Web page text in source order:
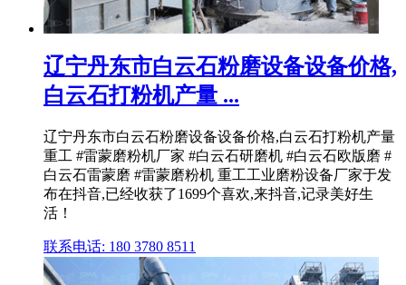
辽宁丹东市白云石粉磨设备设备价格,
白云石打粉机产量 ...
辽宁丹东市白云石粉磨设备设备价格,白云石打粉机产量
重工 #雷蒙磨粉机厂家 #白云石研磨机 #白云石欧版磨 #
白云石雷蒙磨 #雷蒙磨粉机 重工工业磨粉设备厂家于发
布在抖音,已经收获了1699个喜欢,来抖音,记录美好生
活！
联系电话: 180 3780 8511